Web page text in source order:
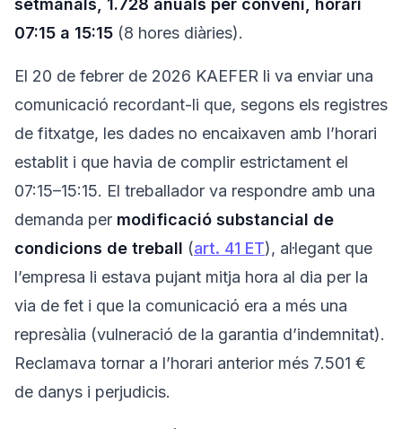
setmanals, 1.728 anuals per conveni, horari
07:15 a 15:15 (8 hores diàries).
El 20 de febrer de 2026 KAEFER li va enviar una
comunicació recordant-li que, segons els registres
de fitxatge, les dades no encaixaven amb l’horari
establit i que havia de complir estrictament el
07:15–15:15. El treballador va respondre amb una
demanda per modificació substancial de
condicions de treball (art. 41 ET), al·legant que
l’empresa li estava pujant mitja hora al dia per la
via de fet i que la comunicació era a més una
represàlia (vulneració de la garantia d’indemnitat).
Reclamava tornar a l’horari anterior més 7.501 €
de danys i perjudicis.